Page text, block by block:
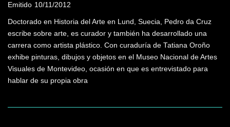
Emitido 10/11/2012
Doctorado en Historia del Arte en Lund, Suecia, Pedro da Cruz
escribe sobre arte, es curador y también ha desarrollado una
carrera como artista plástico. Con curaduría de Tatiana Oroño
exhibe pinturas, dibujos y objetos en el Museo Nacional de Artes
Visuales de Montevideo, ocasión en que es entrevistado para
hablar de su propia obra